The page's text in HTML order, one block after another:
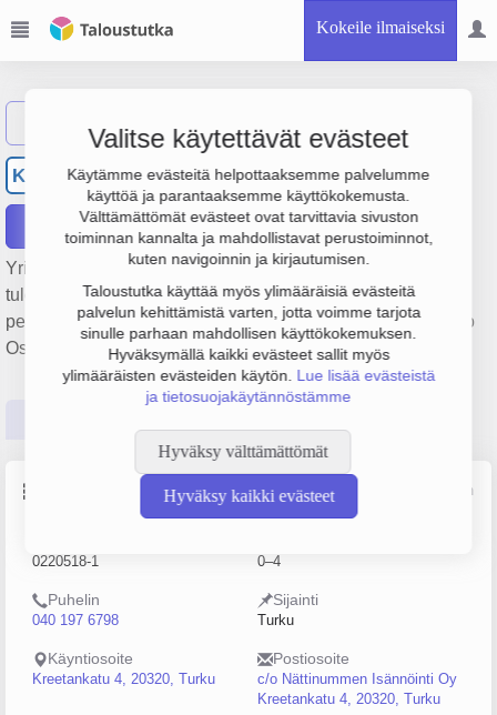
Kokeile ilmaiseksi
Valitse käytettävät evästeet
Käytämme evästeitä helpottaaksemme palvelumme
käyttöä ja parantaaksemme käyttökokemusta.
Välttämättömät evästeet ovat tarvittavia sivuston
toiminnan kannalta ja mahdollistavat perustoiminnot,
kuten navigoinnin ja kirjautumisen.
Taloustutka käyttää myös ylimääräisiä evästeitä
palvelun kehittämistä varten, jotta voimme tarjota
sinulle parhaan mahdollisen käyttökokemuksen.
Hyväksymällä kaikki evästeet sallit myös
ylimääräisten evästeiden käytön. Lue lisää evästeistä
ja tietosuojakäytännöstämme
Hyväksy välttämättömät
Hyväksy kaikki evästeet
KL Karrintalon Lämpö Oy
Raportit
Yrityksen Karrintalon Lämpö Oy liikevaihto on 207 000 € ja
tulos 48 000 €. Sen päätoimiala on Kiinteistönhoito,
perustamisvuosi 1978 ja sijainti Turku. Yrityksen yhtiömuoto
Osakeyhtiö (OY).
Lähde: YTJ, PRH, Traficom
0220518-1 0–4
Puhelin
040 197 6798
Sijainti
Turku
Käyntiosoite
Kreetankatu 4, 20320, Turku
Postiosoite
c/o Nättinummen Isännöinti Oy
Kreetankatu 4, 20320, Turku